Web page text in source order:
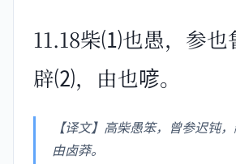
11.18柴⑴也愚，参也
辟⑵，由也喭。
【译文】高柴愚笨，曾参迟钝
由卤莽。